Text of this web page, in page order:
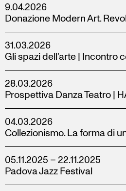
9.04.2026
Donazione Modern Art.
31.03.2026
Gli spazi dell’arte | Incontro
28.03.2026
Prospettiva Danza Teatro |
04.03.2026
Collezionismo. La forma di
05.11.2025 – 22.11.2025
Padova Jazz Festival